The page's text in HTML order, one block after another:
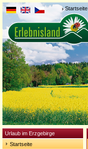
Startseite
Urlaub im Erzgebirge
Startseite